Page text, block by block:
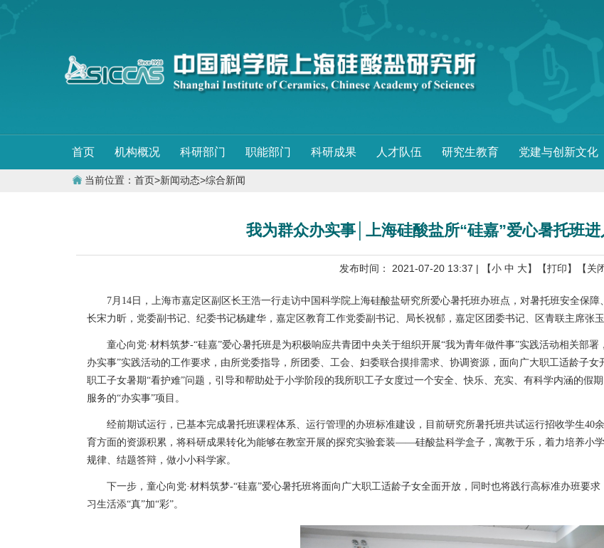
首页 机构概况 科研部门 职能部门 科研成果 人才队伍 研究生教育 党建与创新文化
当前位置： 首页>新闻动态>综合新闻
我为群众办实事│上海硅酸盐所“硅嘉”爱心暑托班
发布时间： 2021-07-20 13:37 | 【小 中 大】 【打印】 【关
7月14日，上海市嘉定区副区长王浩一行走访中国科学院上海硅酸盐研究所爱心暑托班办班点，对暑托班安全保障
长宋力昕，党委副书记、纪委书记杨建华，嘉定区教育工作党委副书记、局长祝郁，嘉定区团委书记、区青联主席张
童心向党·材料筑梦-“硅嘉”爱心暑托班是为积极响应共青团中央关于组织开展“我为青年做件事”实践活动相关部署
办实事”实践活动的工作要求，由所党委指导，所团委、工会、妇委联合摸排需求、协调资源，面向广大职工适龄子
职工子女暑期“看护难”问题，引导和帮助处于小学阶段的我所职工子女度过一个安全、快乐、充实、有科学内涵的假
服务的“办实事”项目。
经前期试运行，已基本完成暑托班课程体系、运行管理的办班标准建设，目前研究所暑托班共试运行招收学生40
育方面的资源积累，将科研成果转化为能够在教室开展的探究实验套装——硅酸盐科学盒子，寓教于乐，着力培养小
规律、结题答辩，做小小科学家。
下一步，童心向党·材料筑梦-“硅嘉”爱心暑托班将面向广大职工适龄子女全面开放，同时也将践行高标准办班要求
习生活添“真”加“彩”。